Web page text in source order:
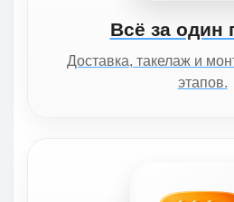
Всё за один
Доставка, такелаж и
этапов.